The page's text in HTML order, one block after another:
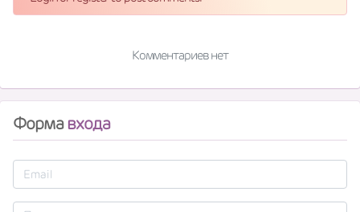
Комментариев нет
Формавхода